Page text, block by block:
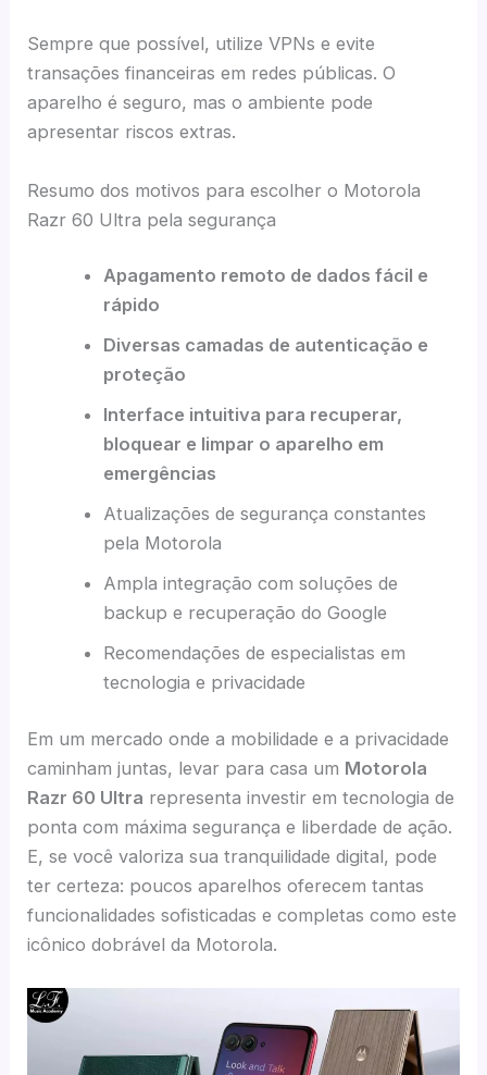
Sempre que possível, utilize VPNs e evite
transações financeiras em redes públicas. O
aparelho é seguro, mas o ambiente pode
apresentar riscos extras.
Resumo dos motivos para escolher o Motorola
Razr 60 Ultra pela segurança
Apagamento remoto de dados fácil e
rápido
Diversas camadas de autenticação e
proteção
Interface intuitiva para recuperar,
bloquear e limpar o aparelho em
emergências
Atualizações de segurança constantes
pela Motorola
Ampla integração com soluções de
backup e recuperação do Google
Recomendações de especialistas em
tecnologia e privacidade
Em um mercado onde a mobilidade e a privacidade
caminham juntas, levar para casa um Motorola
Razr 60 Ultra representa investir em tecnologia de
ponta com máxima segurança e liberdade de ação.
E, se você valoriza sua tranquilidade digital, pode
ter certeza: poucos aparelhos oferecem tantas
funcionalidades sofisticadas e completas como este
icônico dobrável da Motorola.